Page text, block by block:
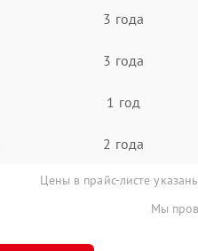
3 года
3 года
1 год
2 года
Цены в прайс-листе
Мы